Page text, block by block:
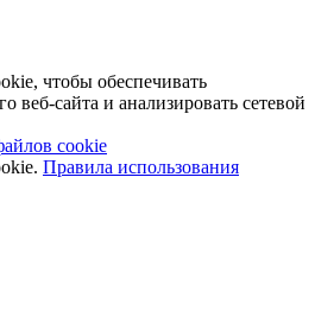
чтобы обеспечивать
веб-сайта и анализировать сетевой
cookie
Правила использования